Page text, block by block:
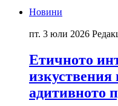
Новини
пт. 3 юли 2026
Етичното
изкуствения
адитивното